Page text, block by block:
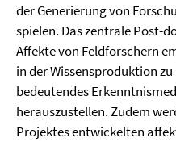
der Generierung von
spielen. Das zentrale Post-
Affekte von Feldforschern
in der Wissensproduktion
bedeutendes
herauszustellen. Zudem
Projektes entwickelten